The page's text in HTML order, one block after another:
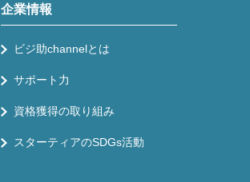
企業情報
ビジ助channelとは
サポート力
資格獲得の取り組み
スターティアのSDGs活動